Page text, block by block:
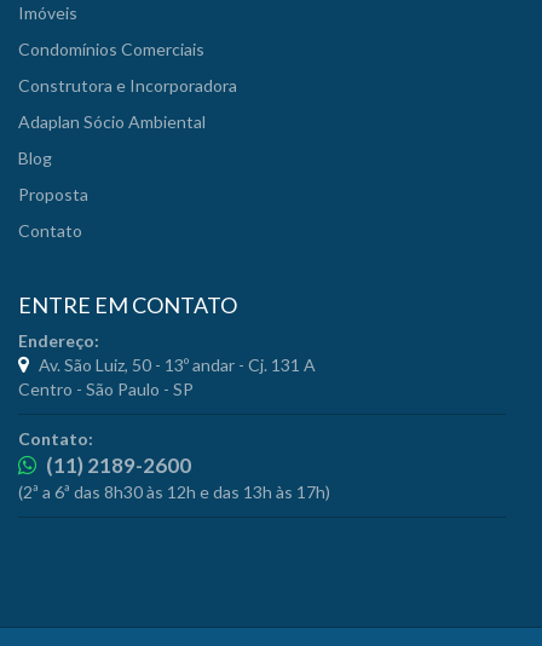
Imóveis
Condomínios Comerciais
Construtora e Incorporadora
Adaplan Sócio Ambiental
Blog
Proposta
Contato
ENTRE EM CONTATO
Endereço:
Av. São Luiz, 50 - 13º andar - Cj. 131 A
Centro - São Paulo - SP
Contato:
(11) 2189-2600
(2ª a 6ª das 8h30 às 12h e das 13h às 17h)